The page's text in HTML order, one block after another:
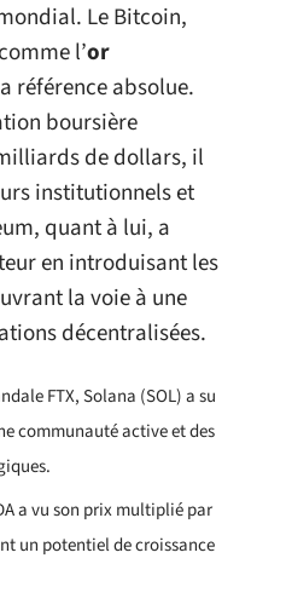
Le Bitcoin,
l’or
référence absolue.
boursière
de dollars, il
institutionnels et
quant à lui, a
en introduisant les
la voie à une
décentralisées.
FTX, Solana (SOL) a su
communauté active et des
a vu son prix multiplié par
un potentiel de croissance